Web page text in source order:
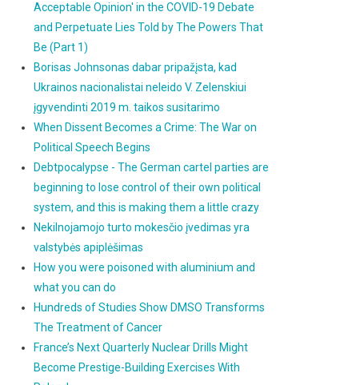
Acceptable Opinion' in the COVID-19 Debate
and Perpetuate Lies Told by The Powers That
Be (Part 1)
Borisas Johnsonas dabar pripažįsta, kad
Ukrainos nacionalistai neleido V. Zelenskiui
įgyvendinti 2019 m. taikos susitarimo
When Dissent Becomes a Crime: The War on
Political Speech Begins
Debtpocalypse - The German cartel parties are
beginning to lose control of their own political
system, and this is making them a little crazy
Nekilnojamojo turto mokesčio įvedimas yra
valstybės apiplėšimas
How you were poisoned with aluminium and
what you can do
Hundreds of Studies Show DMSO Transforms
The Treatment of Cancer
France’s Next Quarterly Nuclear Drills Might
Become Prestige-Building Exercises With